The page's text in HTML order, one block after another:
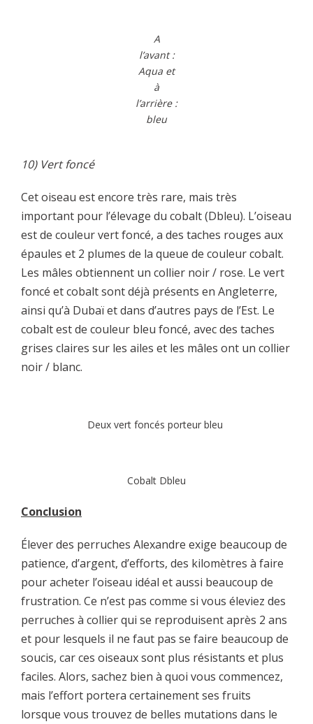
A
l’avant :
Aqua et
à
l’arrière :
bleu
10) Vert foncé
Cet oiseau est encore très rare, mais très
important pour l’élevage du cobalt (Dbleu). L’oiseau
est de couleur vert foncé, a des taches rouges aux
épaules et 2 plumes de la queue de couleur cobalt.
Les mâles obtiennent un collier noir / rose. Le vert
foncé et cobalt sont déjà présents en Angleterre,
ainsi qu’à Dubaï et dans d’autres pays de l’Est. Le
cobalt est de couleur bleu foncé, avec des taches
grises claires sur les ailes et les mâles ont un collier
noir / blanc.
Deux vert foncés porteur bleu
Cobalt Dbleu
Conclusion
Élever des perruches Alexandre exige beaucoup de
patience, d’argent, d’efforts, des kilomètres à faire
pour acheter l’oiseau idéal et aussi beaucoup de
frustration. Ce n’est pas comme si vous éleviez des
perruches à collier qui se reproduisent après 2 ans
et pour lesquels il ne faut pas se faire beaucoup de
soucis, car ces oiseaux sont plus résistants et plus
faciles. Alors, sachez bien à quoi vous commencez,
mais l’effort portera certainement ses fruits
lorsque vous trouvez de belles mutations dans le